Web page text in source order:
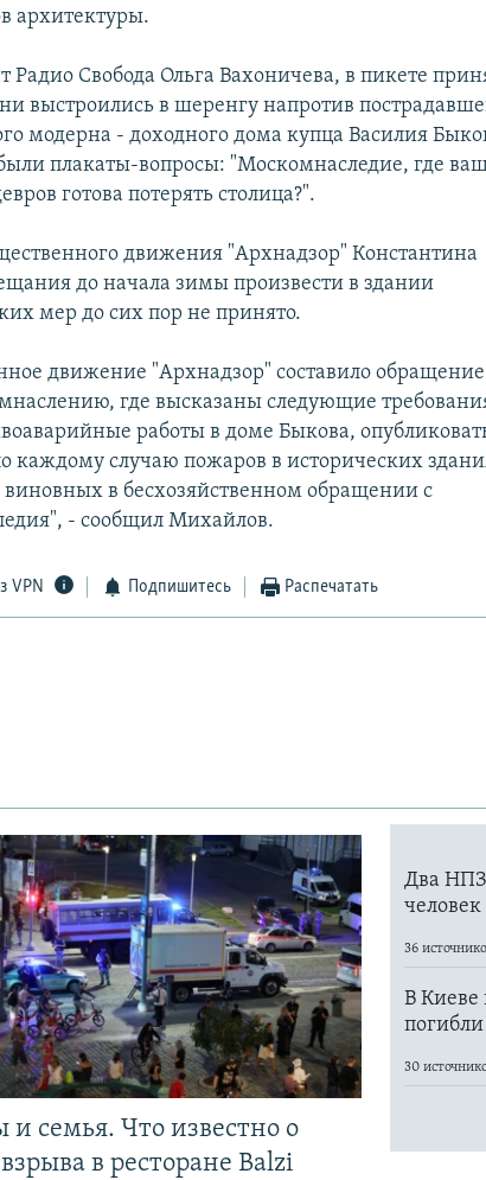
архитектуры.
Радио Свобода Ольга Вахоничева, в пикете
выстроились в шеренгу напротив
модерна - доходного дома купца Василия
плакаты-вопросы: "Москомнаследие, где
готова потерять столица?".
движения "Архнадзор" Константина
до начала зимы произвести в здании
мер до сих пор не принято.
движение "Архнадзор" составило
где высказаны следующие
работы в доме Быкова,
каждому случаю пожаров в исторических
виновных в бесхозяйственном обращении с
- сообщил Михайлов.
VPN Подпишитесь Распечатать
и семья. Что известно о
в ресторане Balzi